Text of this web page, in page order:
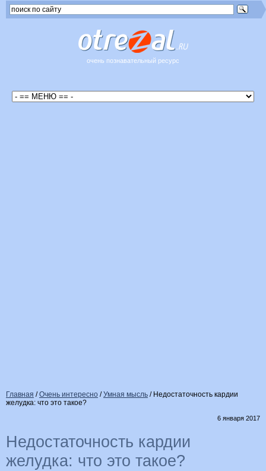
очень познавательный ресурс
Главная /Очень интересно /Умная мысль / Недостаточность кардии
желудка: что это такое?
6 января 2017
Недостаточность кардии
желудка: что это такое?